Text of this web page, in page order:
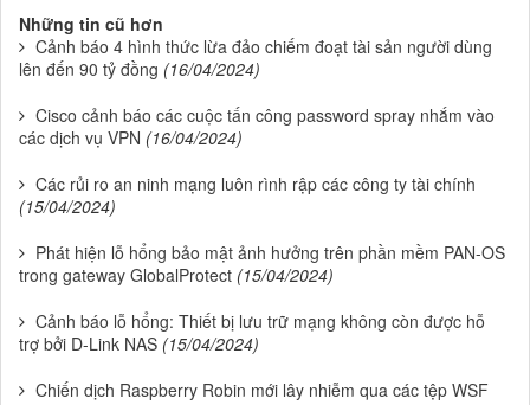
Những tin cũ hơn
Cảnh báo 4 hình thức lừa đảo chiếm đoạt tài sản người dùng
lên đến 90 tỷ đồng (16/04/2024)
Cisco cảnh báo các cuộc tấn công password spray nhắm vào
các dịch vụ VPN (16/04/2024)
Các rủi ro an ninh mạng luôn rình rập các công ty tài chính
(15/04/2024)
Phát hiện lỗ hổng bảo mật ảnh hưởng trên phần mềm PAN-OS
trong gateway GlobalProtect (15/04/2024)
Cảnh báo lỗ hổng: Thiết bị lưu trữ mạng không còn được hỗ
trợ bởi D-Link NAS (15/04/2024)
Chiến dịch Raspberry Robin mới lây nhiễm qua các tệp WSF